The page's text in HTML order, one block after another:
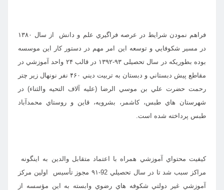
فراهم نمودن شرايط در عرصه فراگيري علم و دانش از سال ۱۳۸۰
در مسير شكوفايي و توسعه اين امر مهم در دستور کار این موسسه
بوده بطوریکه در سال تحصیلی ۹۳-۱۳۹۲ در قالب ۲۴ واحد آموزشي در
مقاطع پيش دبستاني و دبستان به تربيت ديني ۴۶۰ نفر نونهال زير چتر
رحمت حضرت علي بن موسي الرضا (عليه آلاف التحيه والثناء) در
شهرستان هاي طبس، كاشمر، بشرويه،‌ قاين و روستاي محمدآباد
طبس پرداخته شده است.
كيفيت محتواي آموزشي همراه با اعتماد متقابل والدين به اينگونه
مراكز سبب شد تا در سال تحصيلي
92-۹۱ مجوز تأسيس اولين مركز
آموزشي غير دولتي شكوفه هاي رضوي وابسته به اين مؤسسه از